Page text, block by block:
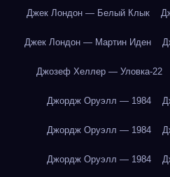
Джек Лондон — Белый Клык
Джек Лондон — Мартин Иден
Джозеф Хеллер — Уловка-22
Джордж Оруэлл — 1984
Джордж Оруэлл — 1984
Джордж Оруэлл — 1984